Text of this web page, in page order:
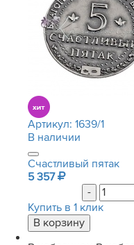
Артикул: 1639/1
В наличии
Счастливый пятак
5 357
-
Купить в 1 клик